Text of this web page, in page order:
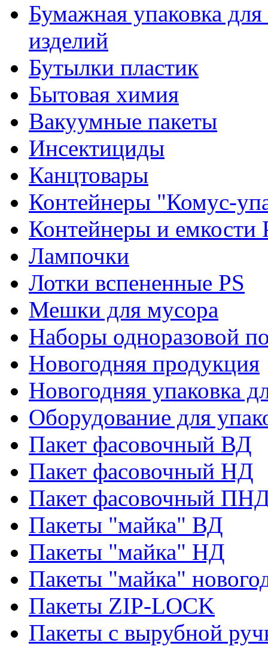
Бумажная упаковка
изделий
Бутылки пластик
Бытовая химия
Вакуумные пакеты
Инсектициды
Канцтовары
Контейнеры "Комус-
Контейнеры и емкости
Лампочки
Лотки вспененные PS
Мешки для мусора
Наборы одноразовой
Новогодняя продукция
Новогодняя упаковка
Оборудование для
Пакет фасовочный ВД
Пакет фасовочный НД
Пакет фасовочный
Пакеты "майка" ВД
Пакеты "майка" НД
Пакеты "майка"
Пакеты ZIP-LOCK
Пакеты с вырубной